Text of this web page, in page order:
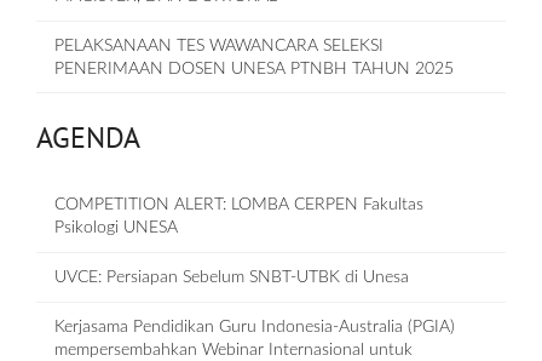
PELAKSANAAN TES WAWANCARA SELEKSI
PENERIMAAN DOSEN UNESA PTNBH TAHUN 2025
AGENDA
COMPETITION ALERT: LOMBA CERPEN Fakultas
Psikologi UNESA
UVCE: Persiapan Sebelum SNBT-UTBK di Unesa
Kerjasama Pendidikan Guru Indonesia-Australia (PGIA)
mempersembahkan Webinar Internasional untuk